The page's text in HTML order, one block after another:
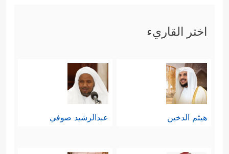
اختر القاريء
هيثم الدخين عبدالرشيد صوفي